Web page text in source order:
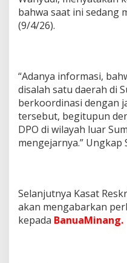
bahwa saat ini sedang
(9/4/26).
“Adanya informasi,
disalah satu daerah di
berkoordinasi dengan
tersebut, begitupun
DPO di wilayah luar
mengejarnya.” Ungkap
Selanjutnya Kasat
akan mengabarkan
kepada BanuaMinang.